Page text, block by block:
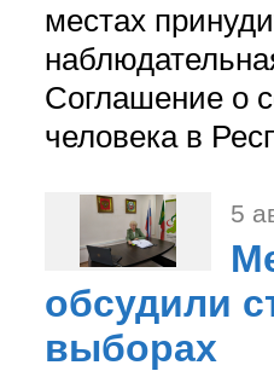
местах
Соглашение о
человека в
5
обсудили
выборах